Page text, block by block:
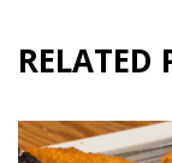
RELATED